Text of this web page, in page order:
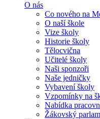
O nás
Co nového na
O naší škole
Vize školy
Historie školy
Tělocvična
Učitelé školy
Naši sponzoři
Naše jedničky
Vybavení školy
Vzpomínky na
Nabídka
Žákovský